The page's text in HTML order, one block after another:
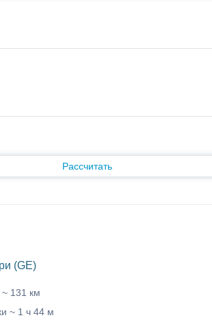
Рассчитать
(GE)
~ 131 км
~ 1 ч 44 м